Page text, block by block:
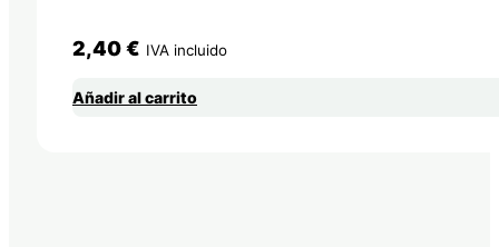
2,40€ IVA incluido
Añadir al carrito